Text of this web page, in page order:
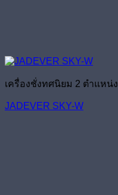
เครื่องชั่งทศนิยม 2 ตำแหน่ง
JADEVER SKY-W